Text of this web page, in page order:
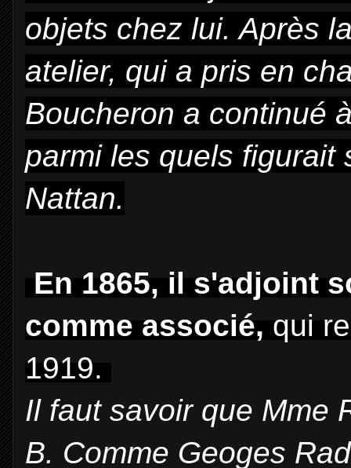
objets chez lui. Après
atelier, qui a pris en
Boucheron a continué
parmi les quels figurait
Nattan.
En 1865, il s'adjoint
comme associé, qui
1919.
Il faut savoir que Mme
B. Comme Geoges